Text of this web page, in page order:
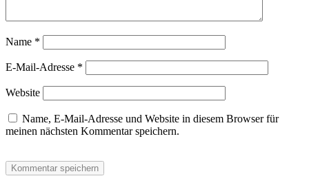
Name *
E-Mail-Adresse *
Website
Name, E-Mail-Adresse und Website in diesem Browser für
meinen nächsten Kommentar speichern.